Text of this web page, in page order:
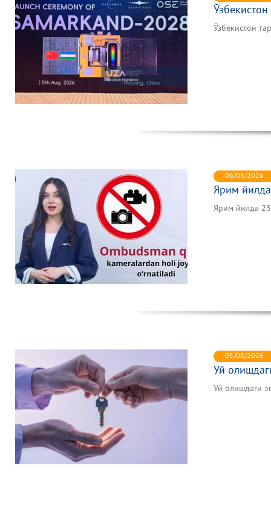
Ўзбекистон
06/08/2026
Ярим
Ярим йилда
05/08/2026
Уй
Уй олишдаги